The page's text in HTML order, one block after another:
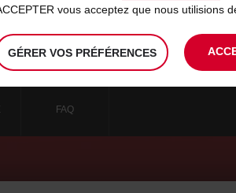
Maroc : expertise location
FAQ
vous acceptez que nous utilisions
GÉRER VOS PRÉFÉRENCES